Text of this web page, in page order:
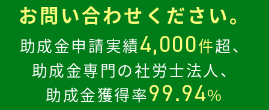
お問い合わせください。
助成金申請実績4,000件超、
助成金専門の社労士法人、
助成金獲得率99.94%